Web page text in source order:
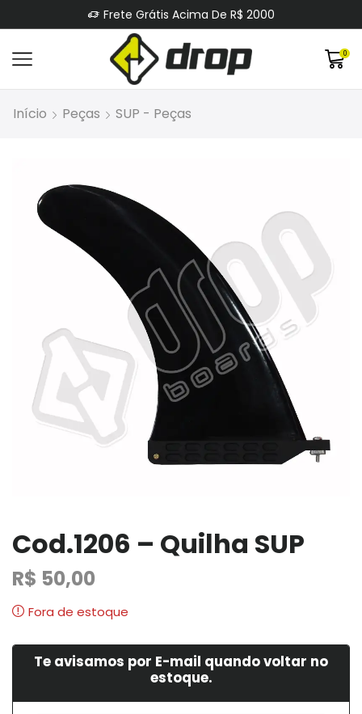
Frete Grátis Acima De R$ 2000
0
Início Peças SUP - Peças
Cod.1206 – Quilha SUP
R$ 50,00
Fora de estoque
Te avisamos por E-mail quando voltar no
estoque.